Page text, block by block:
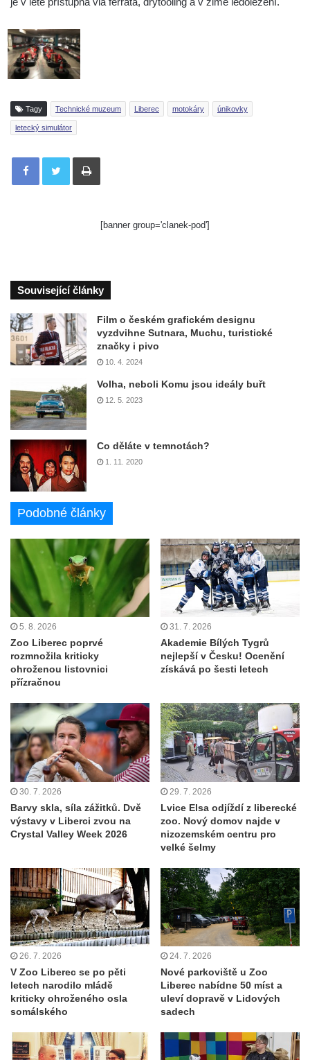
Tagy Technické muzeum Liberec motokáry únikovky
letecký simulátor
Tisknout
[banner group='clanek-pod']
Související články
Film o českém grafickém designu
vyzdvihne Sutnara, Muchu, turistické
značky i pivo
10. 4. 2024
Volha, neboli Komu jsou ideály buřt
12. 5. 2023
Co děláte v temnotách?
1. 11. 2020
Podobné články
5. 8. 2026
Zoo Liberec poprvé
rozmnožila kriticky
ohroženou listovnici
přízračnou
31. 7. 2026
Akademie Bílých Tygrů
nejlepší v Česku! Ocenění
získává po šesti letech
30. 7. 2026
Barvy skla, síla zážitků. Dvě
výstavy v Liberci zvou na
Crystal Valley Week 2026
29. 7. 2026
Lvice Elsa odjíždí z liberecké
zoo. Nový domov najde v
nizozemském centru pro
velké šelmy
26. 7. 2026
V Zoo Liberec se po pěti
letech narodilo mládě
kriticky ohroženého osla
somálského
24. 7. 2026
Nové parkoviště u Zoo
Liberec nabídne 50 míst a
uleví dopravě v Lidových
sadech